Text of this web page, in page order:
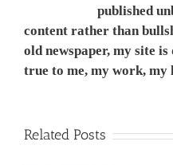
published
content rather than
old newspaper, my site
true to me, my work, my
Related Posts